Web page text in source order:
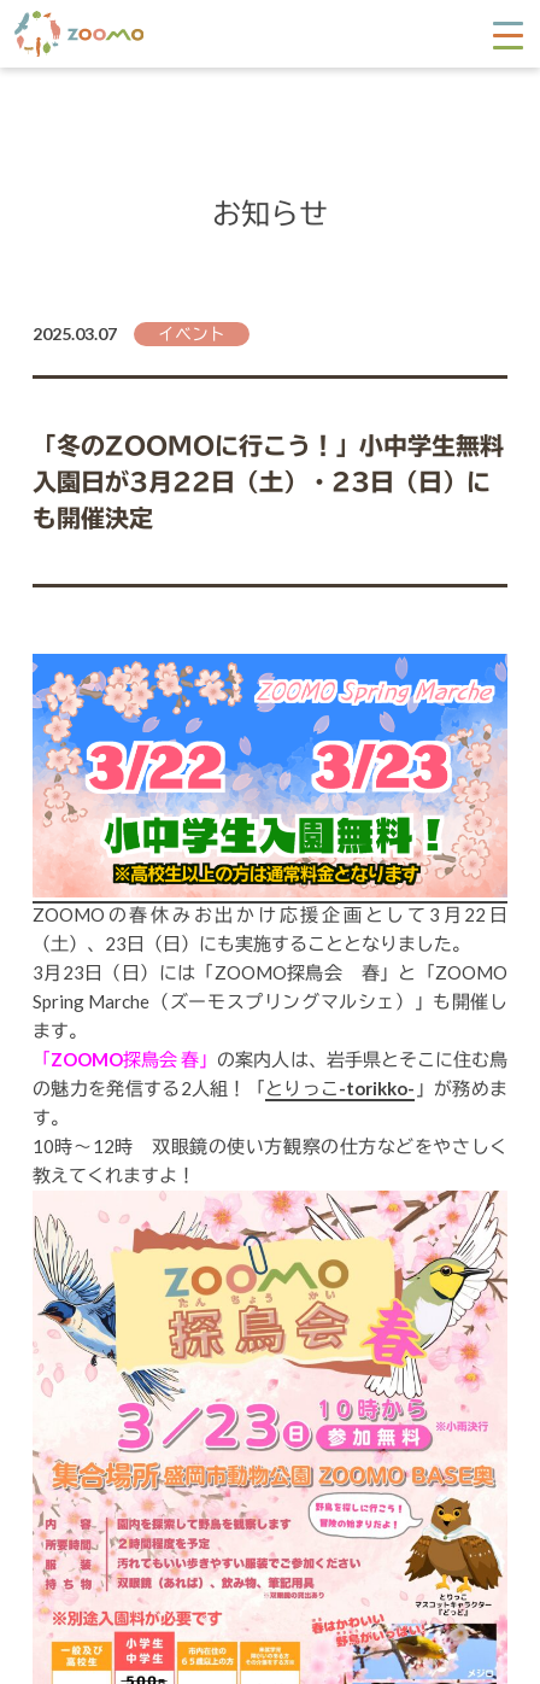
お知らせ
2025.03.07 イベント
「冬のZOOMOに行こう！」小中学生無料
入園日が3月22日（土）・23日（日）に
も開催決定
ZOOMOの春休みお出かけ応援企画として3月22日
（土）、23日（日）にも実施することとなりました。
3月23日（日）には「ZOOMO探鳥会 春」と「ZOOMO
Spring Marche（ズーモスプリングマルシェ）」も開催し
ます。
「ZOOMO探鳥会 春」 の案内人は、岩手県とそこに住む鳥
の魅力を発信する2人組！「とりっこ-torikko- 」が務めま
す。
10時～12時 双眼鏡の使い方観察の仕方などをやさしく
教えてくれますよ！